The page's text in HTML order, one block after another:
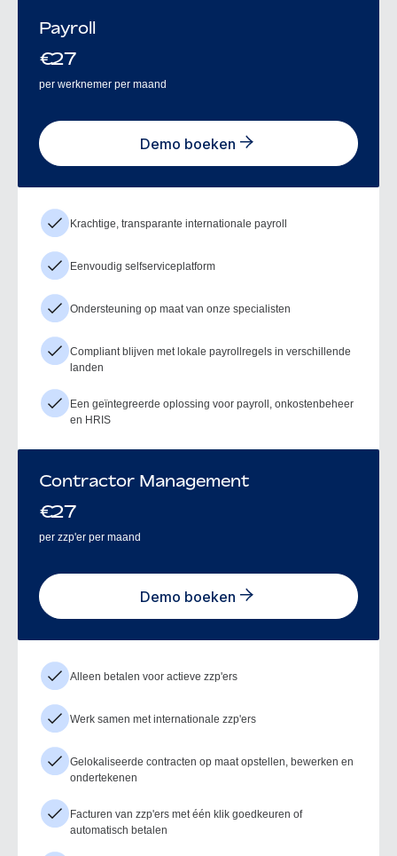
Payroll
€27
per werknemer per maand
Demo boeken
Krachtige, transparante internationale payroll
Eenvoudig selfserviceplatform
Ondersteuning op maat van onze specialisten
Compliant blijven met lokale payrollregels in verschillende
landen
Een geïntegreerde oplossing voor payroll, onkostenbeheer
en HRIS
Contractor Management
€27
per zzp'er per maand
Demo boeken
Alleen betalen voor actieve zzp'ers
Werk samen met internationale zzp'ers
Gelokaliseerde contracten op maat opstellen, bewerken en
ondertekenen
Facturen van zzp'ers met één klik goedkeuren of
automatisch betalen